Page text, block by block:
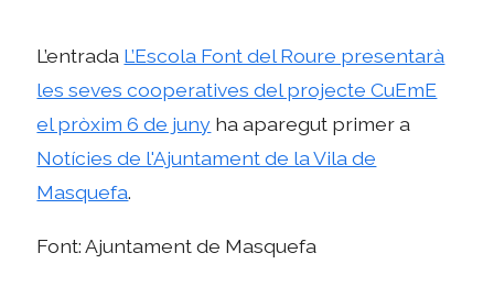
L’entrada L’Escola Font del Roure presentarà
les seves cooperatives del projecte CuEmE
el pròxim 6 de juny ha aparegut primer a
Notícies de l'Ajuntament de la Vila de
Masquefa.
Font: Ajuntament de Masquefa